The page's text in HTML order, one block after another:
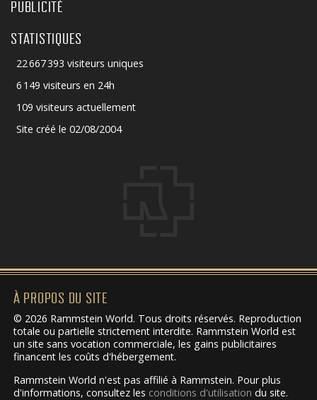
PUBLICITÉ
STATISTIQUES
22 667 393 visiteurs uniques
6 149 visiteurs en 24h
109 visiteurs actuellement
Site créé le 02/08/2004
À PROPOS DU SITE
© 2026 Rammstein World. Tous droits réservés. Reproduction
totale ou partielle strictement interdite. Rammstein World est
un site sans vocation commerciale, les gains publicitaires
financent les coûts d'hébergement.
Rammstein World n'est pas affilié à Rammstein. Pour plus
d'informations, consultez les conditions d'utilisation du site.